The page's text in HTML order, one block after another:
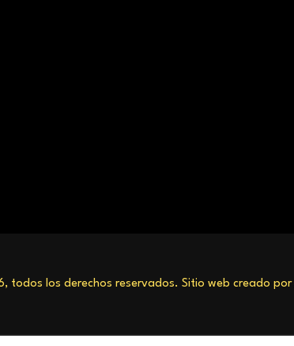
todos los derechos reservados. Sitio web creado por